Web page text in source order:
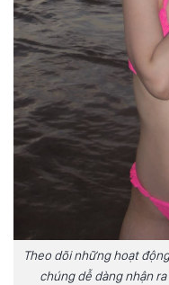
Theo dõi những hoạt
chúng dễ dàng nhận